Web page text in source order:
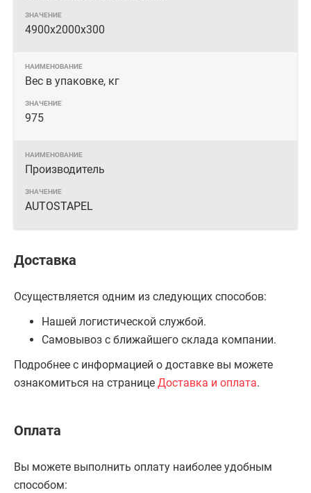
4900x2000x300
Вес в упаковке, кг
975
Производитель
AUTOSTAPEL
Доставка
Осуществляется одним из следующих способов:
Нашей логистической службой.
Самовывоз с ближайшего склада компании.
Подробнее с информацией о доставке вы можете
ознакомиться на странице Доставка и оплата.
Оплата
Вы можете выполнить оплату наиболее удобным
способом: